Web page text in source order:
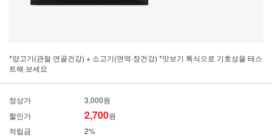
*양고기(관절·연골건강) + 소고기(면역·장건강) *맛보기 특식으로 기호성을 테스
트해 보세요
정상가
3,000원
할인가
2,700원
적립금
2%